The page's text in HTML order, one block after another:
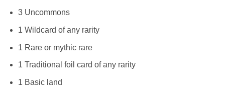
3 Uncommons
1 Wildcard of any rarity
1 Rare or mythic rare
1 Traditional foil card of any rarity
1 Basic land